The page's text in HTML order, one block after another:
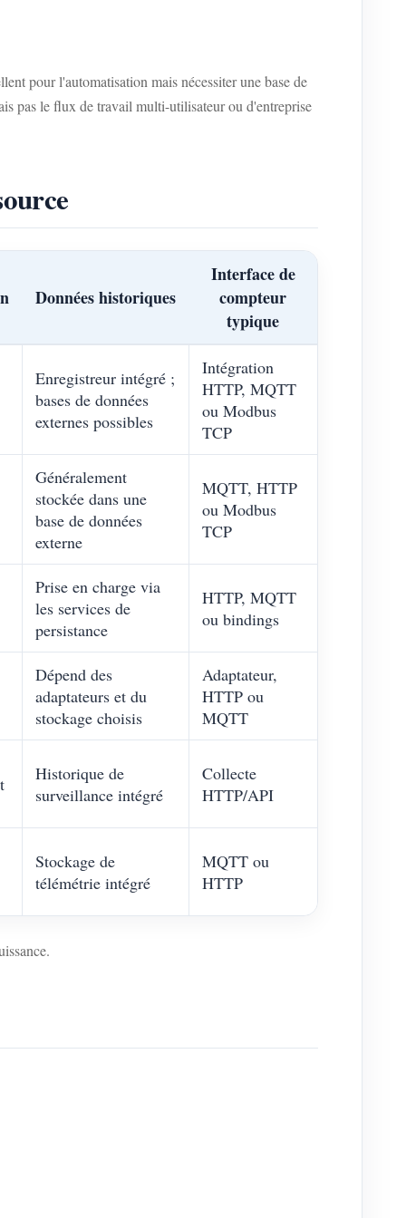
pour l'automatisation mais nécessiter une base de
pas le flux de travail multi-utilisateur ou d'entreprise
Données historiques
Interface de
compteur
typique
Enregistreur intégré ;
bases de données
externes possibles
Intégration
HTTP, MQTT
ou Modbus
TCP
Généralement
stockée dans une
base de données
externe
MQTT, HTTP
ou Modbus
TCP
Prise en charge via
les services de
persistance
HTTP, MQTT
ou bindings
Dépend des
adaptateurs et du
stockage choisis
Adaptateur,
HTTP ou
MQTT
Historique de
surveillance intégré
Collecte
HTTP/API
Stockage de
télémétrie intégré
MQTT ou
HTTP